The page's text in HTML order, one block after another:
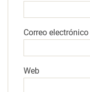
Correo electrónico
Web